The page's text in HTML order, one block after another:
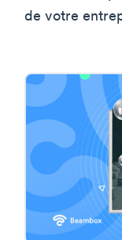
de votre